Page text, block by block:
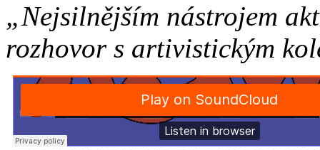
„Nejsilnějším nástrojem
rozhovor s artivistickým